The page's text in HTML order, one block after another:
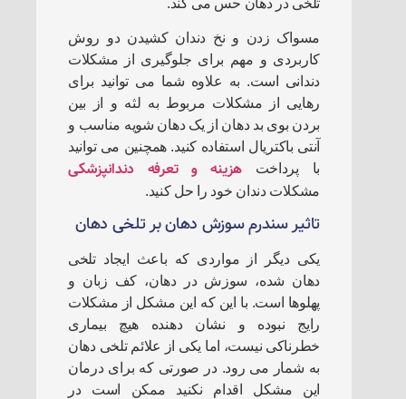
مسواک زدن و نخ دندان کشیدن دو روش
کاربردی و مهم برای جلوگیری از مشکلات
دندانی است. به علاوه شما می توانید برای
رهایی از مشکلات مربوط به لثه و از بین
بردن بوی بد دهان از یک دهان شویه مناسب و
آنتی باکتریال استفاده کنید. همچنین می توانید
با پرداختهزینه و تعرفه دندانپزشکی
مشکلات دندان خود را حل کنید.
تاثیر سندرم سوزش دهان بر تلخی دهان
یکی دیگر از مواردی که باعث ایجاد تلخی
دهان شده، سوزش در دهان، کف زبان و
پهلوها است. با این که این مشکل از مشکلات
رایج نبوده و نشان دهنده هیچ بیماری
خطرناکی نیست، اما یکی از علائم تلخی دهان
به شمار می رود. در صورتی که برای درمان
این مشکل اقدام نکنید ممکن است در